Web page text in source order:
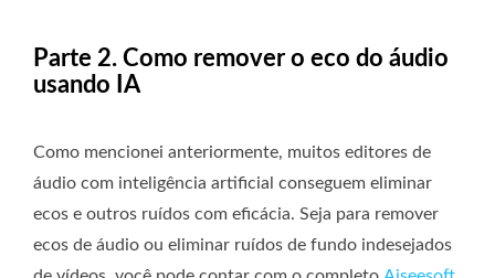
Parte 2. Como remover o eco do áudio
usando IA
Como mencionei anteriormente, muitos editores de
áudio com inteligência artificial conseguem eliminar
ecos e outros ruídos com eficácia. Seja para remover
ecos de áudio ou eliminar ruídos de fundo indesejados